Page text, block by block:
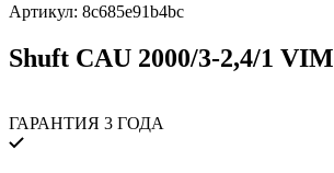
Артикул: 8c685e91b4bc
Shuft CAU 2000/3-2,4/1 VIM
ГАРАНТИЯ 3 ГОДА